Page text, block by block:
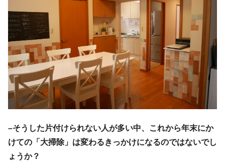
–そうした片付けられない人が多い中、これから年末にか
けての「大掃除」は変わるきっかけになるのではないでし
ょうか？